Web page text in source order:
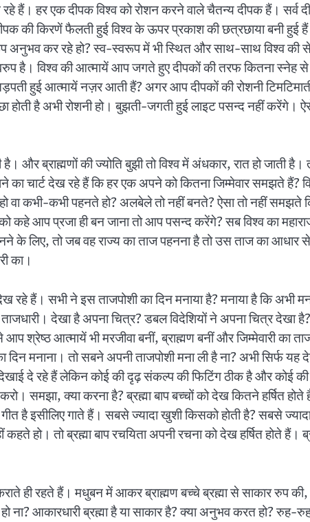
हैं। हर एक दीपक विश्व को रोशन करने वाले चैतन्य दीपक हैं। सर्व
की किरणें फैलती हुई विश्व के ऊपर प्रकाश की छत्रछाया बनी हुई
अनुभव कर रहे हो? स्व-स्वरूप में भी स्थित और साथ-साथ विश्व
है। विश्व की आत्मायें आप जगते हुए दीपकों की तरफ कितना स्नेह
हुई आत्मायें नज़र आती हैं? अगर आप दीपकों की रोशनी
होती है अभी रोशनी हो। बुझती-जगती हुई लाइट पसन्द नहीं
ब्राह्मणों की ज्योति बुझी तो विश्व में अंधकार, रात हो जाती है।
चार्ट देख रहे हैं कि हर एक अपने को कितना जिम्मेवार समझते हैं?
वा कभी-कभी पहनते हो? अलबेले तो नहीं बनते? ऐसा तो नहीं समझते
आप प्रजा ही बन जाना तो आप पसन्द करेंगे? सब विश्व का
के लिए, तो जब वह राज्य का ताज पहनना है तो उस ताज का आधार
का।
हैं। सभी ने इस ताजपोशी का दिन मनाया है? मनाया है कि अभी
देखा है अपना चित्र? डबल विदेशियों ने अपना चित्र देखा
आत्मायें भी मरजीवा बनीं, ब्राह्मण बनीं और जिम्मेवारी का
दिन मनाना। तो सबने अपनी ताजपोशी मना ली है ना? अभी सिर्फ
दिखाई दे रहे हैं लेकिन कोई की दृढ़ संकल्प की फिटिंग ठीक है और
क्या करना है? ब्रह्मा बाप बच्चों को देख कितने हर्षित होते
है इसीलिए गाते हैं। सबसे ज्यादा खुशी किसको होती है? सबसे
हो। तो ब्रह्मा बाप रचयिता अपनी रचना को देख हर्षित होते हैं।
ही रहते हैं। मधुबन में आकर ब्राह्मण बच्चे ब्रह्मा से साकार रुप
आकारधारी ब्रह्मा है या साकार है? क्या अनुभव करत हो? रुह-